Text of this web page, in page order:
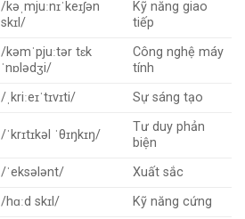
/kəˌmjuːnɪˈkeɪʃən
skɪl/
Kỹ năng giao
tiếp
/kəmˈpjuːtər tɛk
ˈnɒlədʒi/
Công nghệ máy
tính
/ˌkriːeɪˈtɪvɪti/ Sự sáng tạo
/ˈkrɪtɪkəl ˈθɪŋkɪŋ/
Tư duy phản
biện
/ˈeksələnt/
Xuất sắc
/hɑːd skɪl/ Kỹ năng cứng